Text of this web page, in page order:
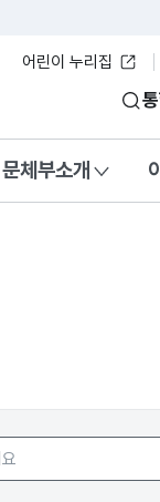
어린이 누리집
문체부소개